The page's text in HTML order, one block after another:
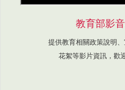
教育部影
提供教育相關政策說明
花絮等影片資訊，歡